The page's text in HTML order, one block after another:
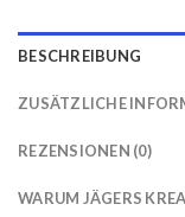
BESCHREIBUNG
ZUSÄTZLICHE
REZENSIONEN (0)
WARUM JÄGERS